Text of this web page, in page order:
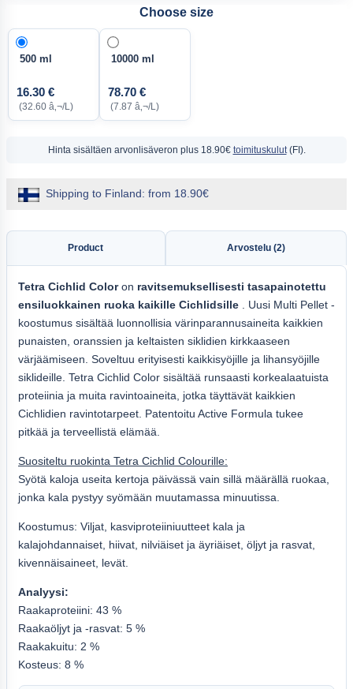
Choose size
500 ml
16.30 €
(32.60 â‚¬/L)
10000 ml
78.70 €
(7.87 â‚¬/L)
Hinta sisältäen arvonlisäveron plus 18.90€ toimituskulut(FI).
Shipping to Finland: from 18.90€
Product Arvostelu (2)
Tetra Cichlid Coloron ravitsemuksellisesti tasapainotettu
ensiluokkainen ruoka kaikille Cichlidsille . Uusi Multi Pellet -
koostumus sisältää luonnollisia värinparannusaineita kaikkien
punaisten, oranssien ja keltaisten siklidien kirkkaaseen
värjäämiseen. Soveltuu erityisesti kaikkisyöjille ja lihansyöjille
siklideille. Tetra Cichlid Color sisältää runsaasti korkealaatuista
proteiinia ja muita ravintoaineita, jotka täyttävät kaikkien
Cichlidien ravintotarpeet. Patentoitu Active Formula tukee
pitkää ja terveellistä elämää.
Suositeltu ruokinta Tetra Cichlid Colourille:
Syötä kaloja useita kertoja päivässä vain sillä määrällä ruokaa,
jonka kala pystyy syömään muutamassa minuutissa.
Koostumus: Viljat, kasviproteiiniuutteet kala ja
kalajohdannaiset, hiivat, nilviäiset ja äyriäiset, öljyt ja rasvat,
kivennäisaineet, levät.
Analyysi:
Raakaproteiini: 43 %
Raakaöljyt ja -rasvat: 5 %
Raakakuitu: 2 %
Kosteus: 8 %